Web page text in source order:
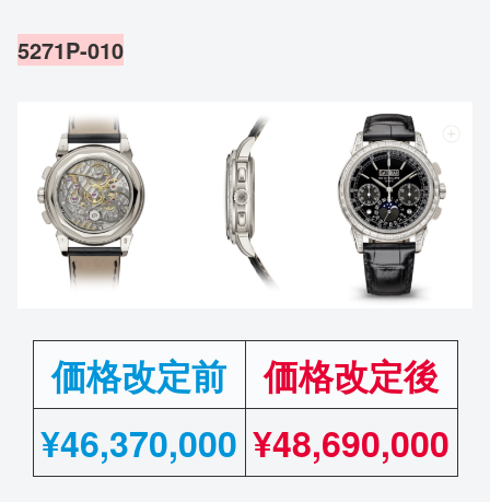
5271P-010
価格改定前
価格改定後
¥46,370,000 ¥48,690,000